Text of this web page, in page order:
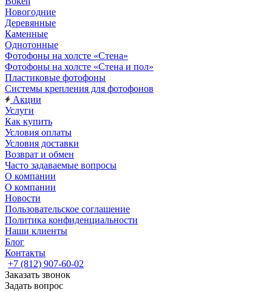
Новогодние
Деревянные
Каменные
Однотонные
Фотофоны на холсте «Стена»
Фотофоны на холсте «Стена и пол»
Пластиковые фотофоны
Системы крепления для фотофонов
Акции
Услуги
Как купить
Условия оплаты
Условия доставки
Возврат и обмен
Часто задаваемые вопросы
О компании
О компании
Новости
Пользовательское соглашение
Политика конфиденциальности
Наши клиенты
Блог
Контакты
+7 (812) 907-60-02
Заказать звонок
Задать вопрос